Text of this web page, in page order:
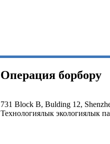
Операция борбору
731 Block B, Bulding 12,
Технологиялык экологиялык